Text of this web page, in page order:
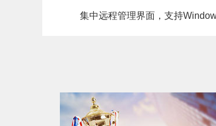
集中远程管理界面，支持